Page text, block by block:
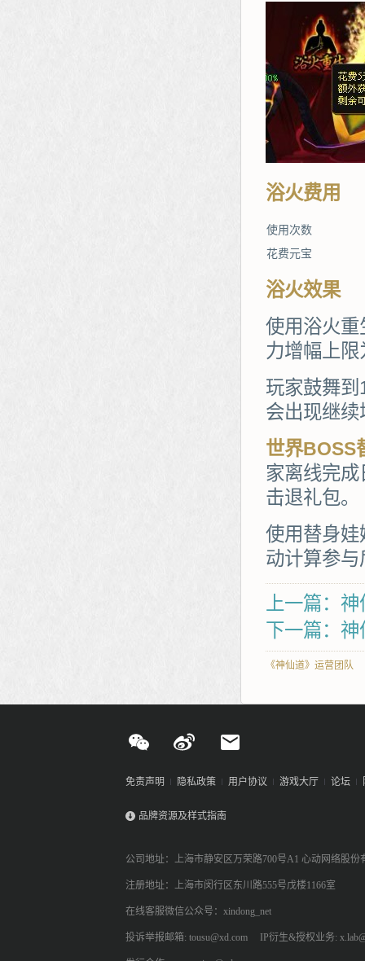
浴火费用
使用次数
花费元宝
浴火效果
使用浴火
力增幅上
玩家鼓舞
会出现继
世界BOSS
家离线完
击退礼包。
使用替身
动计算参
上一篇：
下一篇：
《神仙道》运营团队
免责声明 隐私政策 用户协议 游戏大厅 论坛
品牌资源及样式指南
公司地址：上海市静安区万荣路700号A1 心动网络股份
注册地址：上海市闵行区东川路555号戊楼1166室
在线客服微信公众号：xindong_net
投诉举报邮箱: tousu@xd.com IP衍生&授权业务: